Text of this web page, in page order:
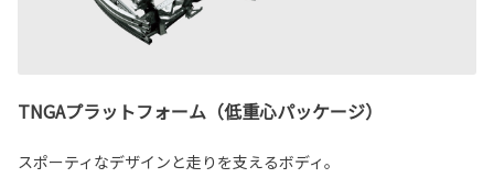
TNGAプラットフォーム（低重心パッケージ）
スポーティなデザインと走りを支えるボディ。